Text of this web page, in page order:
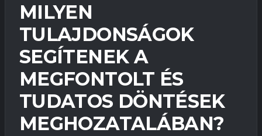
MILYEN
TULAJDONSÁGOK
SEGÍTENEK A
MEGFONTOLT ÉS
TUDATOS DÖNTÉSEK
MEGHOZATALÁBAN?